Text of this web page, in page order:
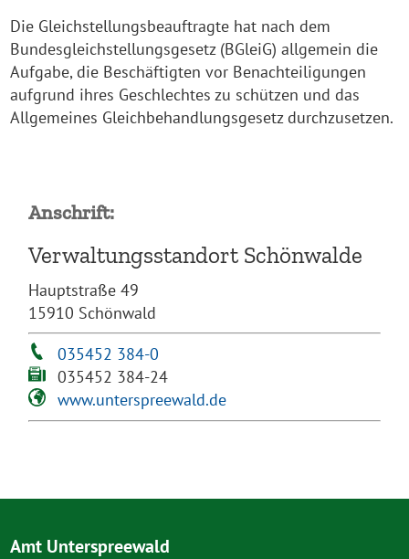
Die Gleichstellungsbeauftragte hat nach dem
Bundesgleichstellungsgesetz (BGleiG) allgemein die
Aufgabe, die Beschäftigten vor Benachteiligungen
aufgrund ihres Geschlechtes zu schützen und das
Allgemeines Gleichbehandlungsgesetz durchzusetzen.
Anschrift:
Verwaltungsstandort Schönwalde
Hauptstraße 49
15910 Schönwald
035452 384-0
035452 384-24
www.unterspreewald.de
Amt Unterspreewald